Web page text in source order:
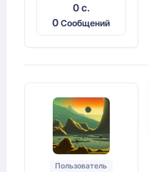
0 с.
0Сообщений
Пользователь